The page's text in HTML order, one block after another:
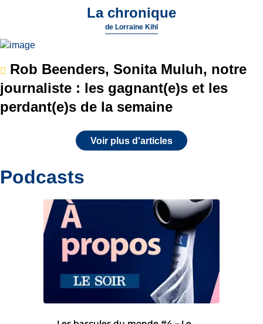
La chronique
de Lorraine Kihl
Rob Beenders, Sonita Muluh, notre
journaliste : les gagnant(e)s et les
perdant(e)s de la semaine
Voir plus d'articles
Podcasts